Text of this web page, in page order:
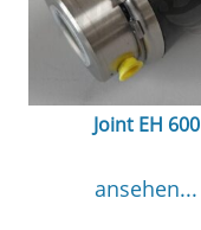
Joint EH 600
ansehen...